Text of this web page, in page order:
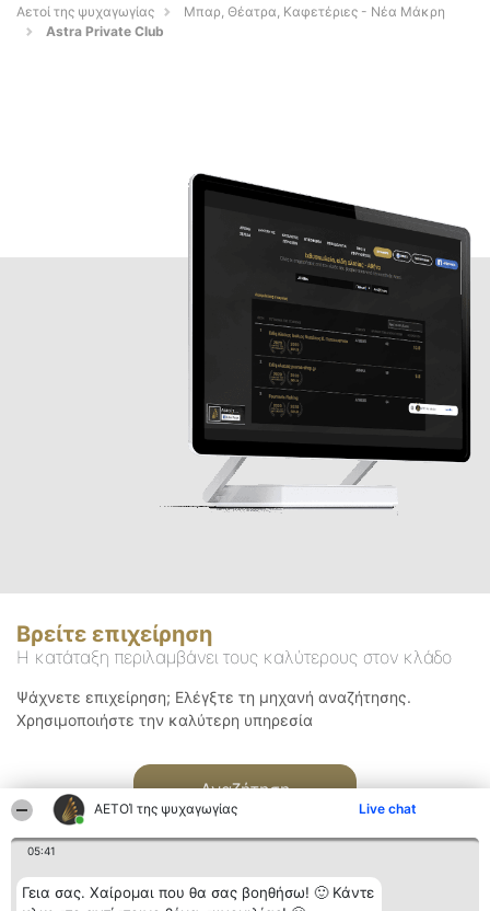
ΑΕΤΟΊ της ψυχαγωγίας Live chat
05:41
Γεια σας. Χαίρομαι που θα σας βοηθήσω! 🙂 Κάντε
Αετοί της ψυχαγωγίας
Μπαρ, Θέατρα, Καφετέριες - Νέα Μάκρη
Astra Private Club
Βρείτε επιχείρηση
Η κατάταξη περιλαμβάνει τους καλύτερους στον κλάδο
Ψάχνετε επιχείρηση; Ελέγξτε τη μηχανή αναζήτησης.
Χρησιμοποιήστε την καλύτερη υπηρεσία
Αναζήτηση